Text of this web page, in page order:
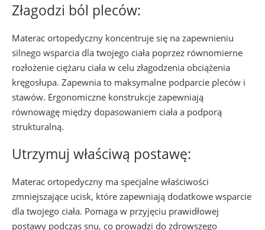
Złagodzi ból pleców:
Materac ortopedyczny koncentruje się na zapewnieniu
silnego wsparcia dla twojego ciała poprzez równomierne
rozłożenie ciężaru ciała w celu złagodzenia obciążenia
kręgosłupa. Zapewnia to maksymalne podparcie pleców i
stawów. Ergonomiczne konstrukcje zapewniają
równowagę między dopasowaniem ciała a podporą
strukturalną.
Utrzymuj właściwą postawę:
Materac ortopedyczny ma specjalne właściwości
zmniejszające ucisk, które zapewniają dodatkowe wsparcie
dla twojego ciała. Pomaga w przyjęciu prawidłowej
postawy podczas snu, co prowadzi do zdrowszego